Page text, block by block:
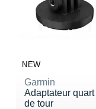
NEW
Garmin
Adaptateur quart
de tour
Polar
Raidlight
Reebok